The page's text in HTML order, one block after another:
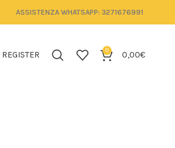
ASSISTENZA WHATSAPP: 3271676991
0 0,00€